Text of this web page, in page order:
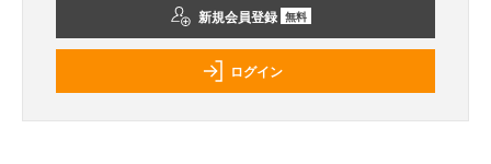
新規会員登録 無料
ログイン